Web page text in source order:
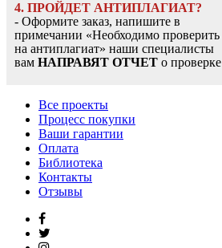
4. ПРОЙДЕТ АНТИПЛАГИАТ?
- Оформите заказ, напишите в
примечании «Необходимо проверить
на антиплагиат» наши специалисты
вам НАПРАВЯТ ОТЧЕТ о проверке
Все проекты
Процесс покупки
Ваши гарантии
Оплата
Библиотека
Контакты
Отзывы